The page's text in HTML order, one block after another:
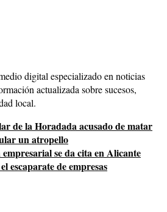
digital especializado en noticias
actualizada sobre sucesos,
local.
de la Horadada acusado de matar
un atropello
se da cita en Alicante
escaparate de empresas